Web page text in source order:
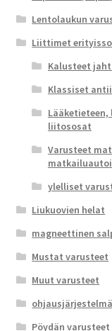
Lentolaukun
Liittimet
Kalusteet
Klassiset
liitososat
Varusteet
ylelliset
Liukuovien helat
magneettinen
Mustat varusteet
Muut varusteet
Pöydän varusteet